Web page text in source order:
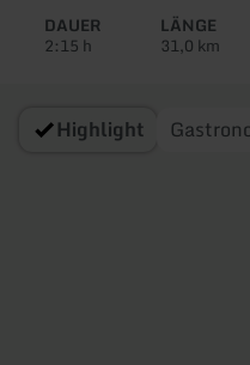
Tour:
DAUER
2:15 h
LÄNGE
31,0 km
Highlight